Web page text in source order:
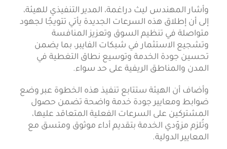
وأشار المهندس ليث دراغمة، المدير التنفيذي للهيئة،
إلى أن إطلاق هذه السرعات الجديدة يأتي تتويجًا لجهود
متواصلة في تنظيم السوق وتعزيز المنافسة
وتشجيع الاستثمار في شبكات الفايبر، بما يضمن
تحسين جودة الخدمة وتوسيع نطاق التغطية في
المدن والمناطق الريفية على حد سواء.
وأضاف أن الهيئة ستتابع تنفيذ هذه الخطوة عبر وضع
ضوابط ومعايير جودة خدمة واضحة تضمن حصول
المشتركين على السرعات الفعلية المتعاقد عليها،
وتُلزم مزوّدي الخدمة بتقديم أداء موثوق ومتسق مع
المعايير الدولية.